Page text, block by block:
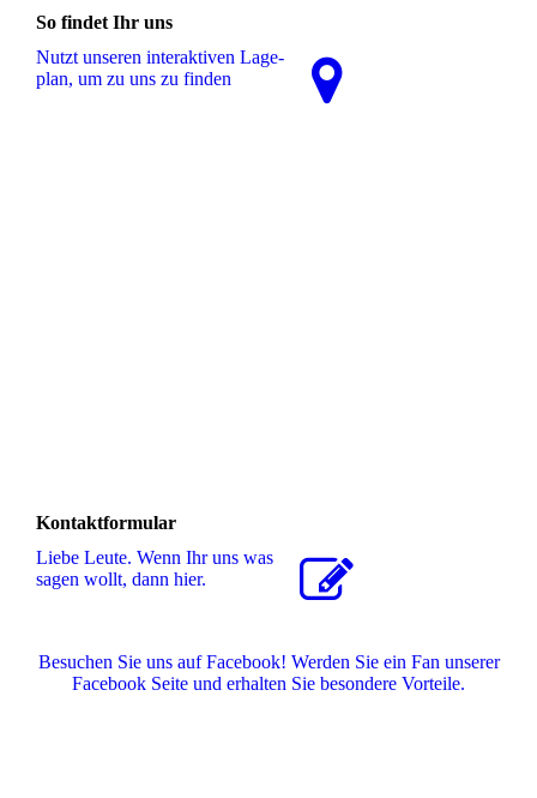
So findet Ihr uns
Nutzt unseren interaktiven La­ge­
plan, um zu uns zu finden
Kontaktformular
Liebe Leute. Wenn Ihr uns was
sagen wollt, dann hier.
Besuchen Sie uns auf Facebook! Werden Sie ein Fan unserer
Facebook Seite und erhalten Sie besondere Vorteile.